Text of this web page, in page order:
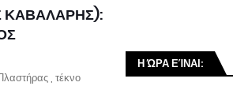
ΚΑΒΑΛΑΡΗΣ):
, τέκνο
Η ΏΡΑ ΕΊΝΑΙ: